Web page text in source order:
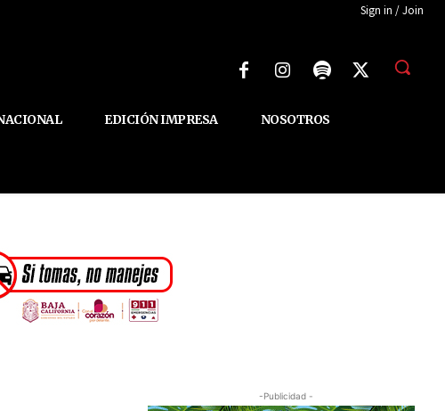
Sign in / Join
EDICIÓN IMPRESA NOSOTROS
-Publicidad -